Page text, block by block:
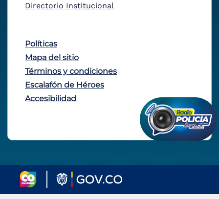
Directorio Institucional
Políticas
Mapa del sitio
Términos y condiciones
Escalafón de Héroes
Accesibilidad